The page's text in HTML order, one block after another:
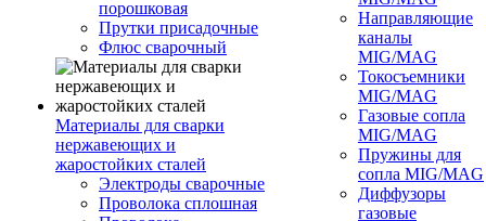
порошковая
Прутки присадочные
Флюс сварочный
Материалы для сварки
нержавеющих и
жаростойких сталей
Электроды сварочные
Проволока сплошная
Направляющие
каналы
MIG/MAG
Токосъемники
MIG/MAG
Газовые сопла
MIG/MAG
Пружины для
сопла MIG/MAG
Диффузоры
газовые